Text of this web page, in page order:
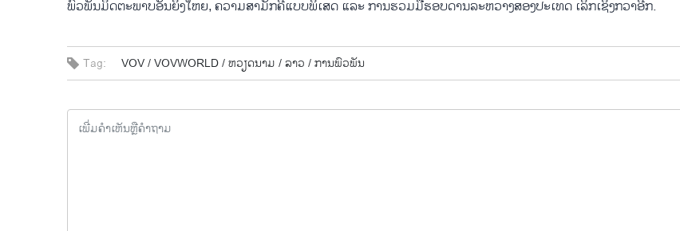
ພົວ​ພັນ​ມິດ​ຕະ​ພາບ​ອັນ​ຍິ່ງ​ໃຫຍ່, ຄວາມ​ສາ​ມັກ​ຄີ​ແບບ​ພິ​ເສດ ແລະ ການ​ຮ່ວມ​ມື​ຮອບ​ດ້ານ​ລະ​ຫວ່າງ​ສອງ​ປະ​ເທດ ເລິກ​ເຊິ່ງກວ່າ​ອີກ.
Tag: VOV /VOVWORLD /ຫວຽດ​ນາມ /ລ​າວ /ກ​ານ​ພົວ​ພັນ